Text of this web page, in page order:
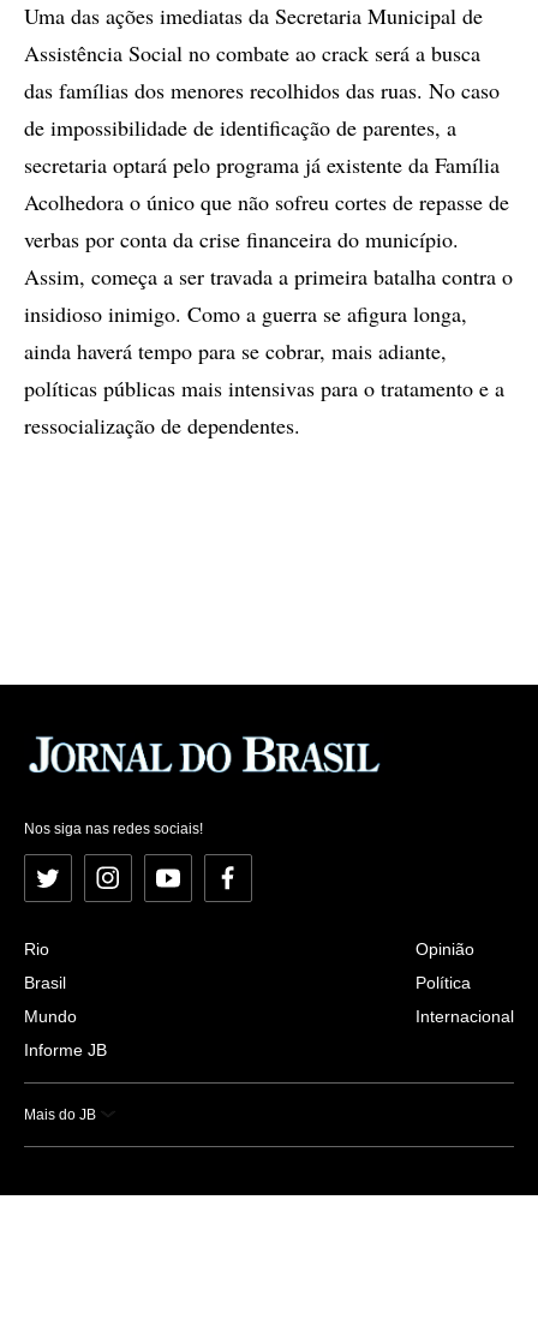
Uma das ações imediatas da Secretaria Municipal de
Assistência Social no combate ao crack será a busca
das famílias dos menores recolhidos das ruas. No caso
de impossibilidade de identificação de parentes, a
secretaria optará pelo programa já existente da Família
Acolhedora o único que não sofreu cortes de repasse de
verbas por conta da crise financeira do município.
Assim, começa a ser travada a primeira batalha contra o
insidioso inimigo. Como a guerra se afigura longa,
ainda haverá tempo para se cobrar, mais adiante,
políticas públicas mais intensivas para o tratamento e a
ressocialização de dependentes.
Nos siga nas redes sociais!
Twitter InstagramYouTubeFacebook
Rio
Brasil
Mundo
Informe JB
Opinião
Política
Internacional
Mais do JB
Esportes